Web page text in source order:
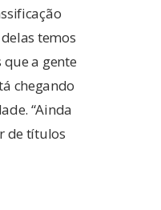
temos
a gente
chegando
“Ainda
de títulos